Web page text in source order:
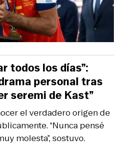
el verdadero origen de
“Nunca pensé
molesta”, sostuvo.
todos los días”:
personal tras
seremi de Kast”